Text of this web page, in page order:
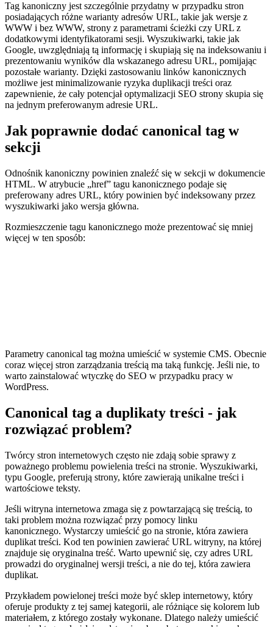
Tag kanoniczny jest szczególnie przydatny w przypadku stron
posiadających różne warianty adresów URL, takie jak wersje z
WWW i bez WWW, strony z parametrami ścieżki czy URL z
dodatkowymi identyfikatorami sesji. Wyszukiwarki, takie jak
Google, uwzględniają tą informację i skupiają się na indeksowaniu i
prezentowaniu wyników dla wskazanego adresu URL, pomijając
pozostałe warianty. Dzięki zastosowaniu linków kanonicznych
możliwe jest minimalizowanie ryzyka duplikacji treści oraz
zapewnienie, że cały potencjał optymalizacji SEO strony skupia się
na jednym preferowanym adresie URL.
Jak poprawnie dodać canonical tag w
sekcji
Odnośnik kanoniczny powinien znaleźć się w sekcji w dokumencie
HTML. W atrybucie „href” tagu kanonicznego podaje się
preferowany adres URL, który powinien być indeksowany przez
wyszukiwarki jako wersja główna.
Rozmieszczenie tagu kanonicznego może prezentować się mniej
więcej w ten sposób:
Parametry canonical tag można umieścić w systemie CMS. Obecnie
coraz więcej stron zarządzania treścią ma taką funkcję. Jeśli nie, to
warto zainstalować wtyczkę do SEO w przypadku pracy w
WordPress.
Canonical tag a duplikaty treści - jak
rozwiązać problem?
Twórcy stron internetowych często nie zdają sobie sprawy z
poważnego problemu powielenia treści na stronie. Wyszukiwarki,
typu Google, preferują strony, które zawierają unikalne treści i
wartościowe teksty.
Jeśli witryna internetowa zmaga się z powtarzającą się treścią, to
taki problem można rozwiązać przy pomocy linku
kanonicznego. Wystarczy umieścić go na stronie, która zawiera
duplikat treści. Kod ten powinien zawierać URL witryny, na której
znajduje się oryginalna treść. Warto upewnić się, czy adres URL
prowadzi do oryginalnej wersji treści, a nie do tej, która zawiera
duplikat.
Przykładem powielonej treści może być sklep internetowy, który
oferuje produkty z tej samej kategorii, ale różniące się kolorem lub
materiałem, z którego zostały wykonane. Dlatego należy umieścić